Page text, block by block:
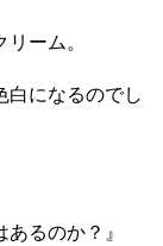
ーム。
白になるのでし
るのか？』